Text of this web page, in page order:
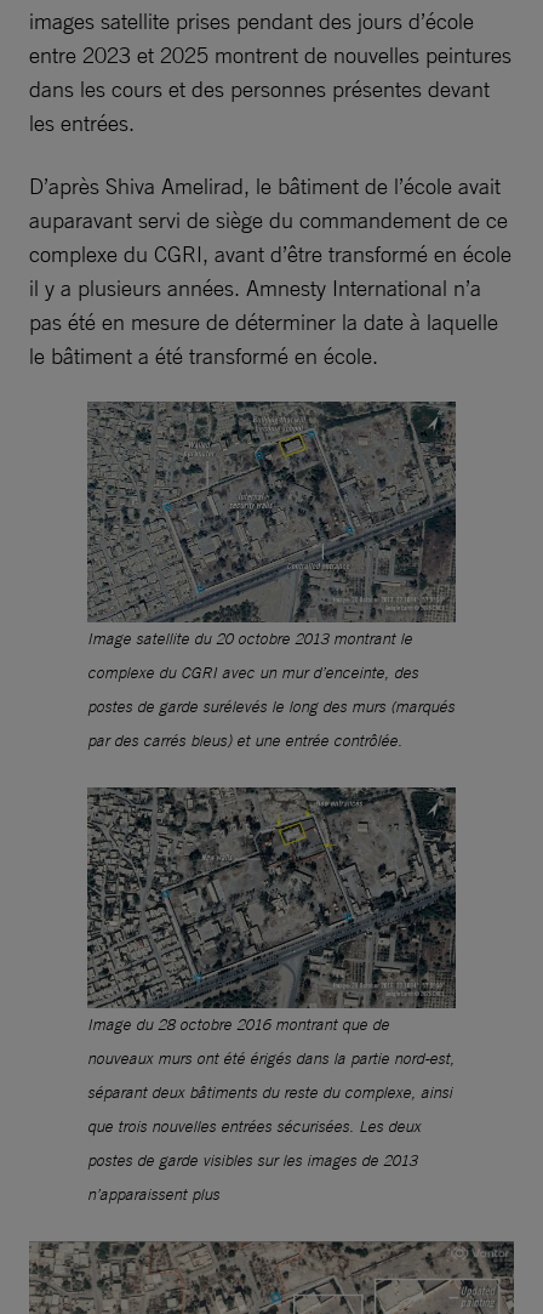
images satellite prises pendant des jours d’école
entre 2023 et 2025 montrent de nouvelles peintures
dans les cours et des personnes présentes devant
les entrées.
D’après Shiva Amelirad, le bâtiment de l’école avait
auparavant servi de siège du commandement de ce
complexe du CGRI, avant d’être transformé en école
il y a plusieurs années. Amnesty International n’a
pas été en mesure de déterminer la date à laquelle
le bâtiment a été transformé en école.
Image satellite du 20 octobre 2013 montrant le
complexe du CGRI avec un mur d’enceinte, des
postes de garde surélevés le long des murs (marqués
par des carrés bleus) et une entrée contrôlée.
Image du 28 octobre 2016 montrant que de
nouveaux murs ont été érigés dans la partie nord-est,
séparant deux bâtiments du reste du complexe, ainsi
que trois nouvelles entrées sécurisées. Les deux
postes de garde visibles sur les images de 2013
n’apparaissent plus